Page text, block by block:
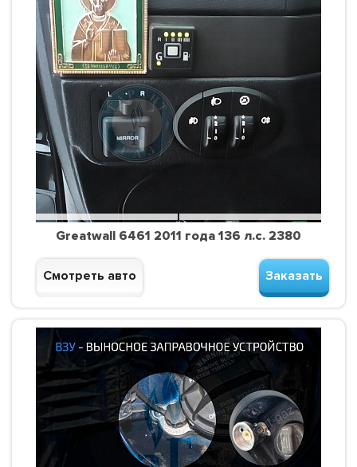
Greatwall 6461 2011 года 136 л.с. 2380
Смотреть авто Заказать